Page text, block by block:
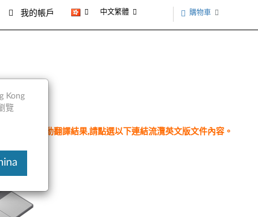
我的帳戶 中文繁體 購物車
翻譯程式自動翻譯結果,請點選以下連結流灠英文版文件內容。
Kong
覽